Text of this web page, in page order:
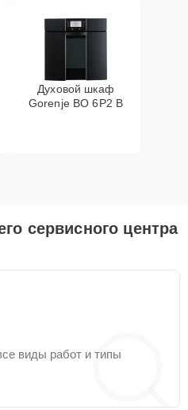
Духовой шкаф
Gorenje BO 6P2 B
сервисного центра
виды работ и типы